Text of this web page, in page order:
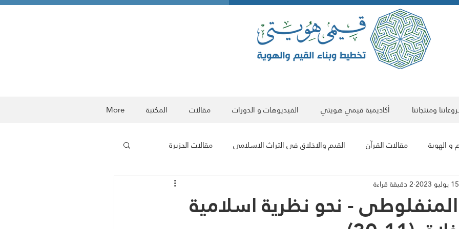
ومنتجاتنا أكاديمية قيمي هويتي الفيديوهات و الدورات مقالات المكتبة More
و الهوية مقالات القرآن القيم والاخلاق فى التراث الاسلامى مقالات الجزيرة
مقالات علمية البناء الحضاري للمجتمع والفرد معركة الوعي
- نحو نظرية اسلامية
15 يوليو 2023 2 دقيقة قراءة